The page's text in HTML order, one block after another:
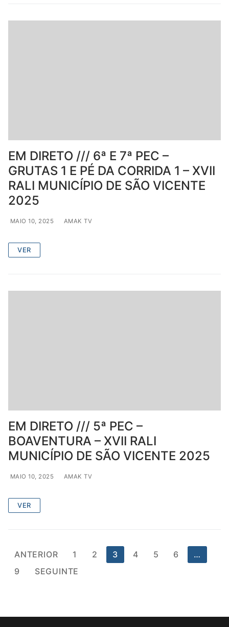
EM DIRETO /// 6ª E 7ª PEC –
GRUTAS 1 E PÉ DA CORRIDA 1 – XVII
RALI MUNICÍPIO DE SÃO VICENTE
2025
MAIO 10, 2025 AMAK TV
VER
EM DIRETO /// 5ª PEC –
BOAVENTURA – XVII RALI
MUNICÍPIO DE SÃO VICENTE 2025
MAIO 10, 2025 AMAK TV
VER
Paginação
dos
ANTERIOR 1 2 3 4 5 6
…
9
SEGUINTE